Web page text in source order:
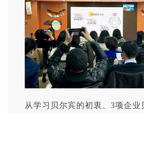
从学习贝尔宾的初衷、3项企业